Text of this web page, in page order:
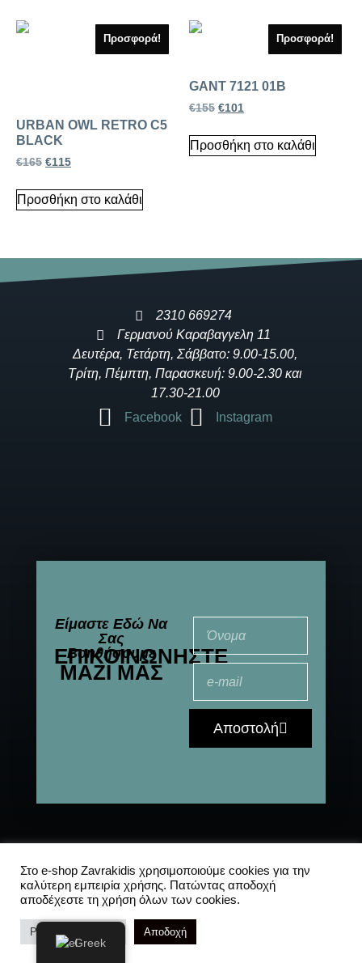
Προσφορά!
URBAN OWL RETRO C5
BLACK
€165 €115
Προσθήκη στο καλάθι
Προσφορά!
GANT 7121 01B
€155 €101
Προσθήκη στο καλάθι
2310 669274
Γερμανού Καραβαγγελη 11
Δευτέρα, Τετάρτη, Σάββατο: 9.00-15.00,
Τρίτη, Πέμπτη, Παρασκευή: 9.00-2.30 και
17.30-21.00
Facebook
Instagram
Είμαστε Εδώ Να
Σας
Βοηθήσουμε
ΕΠΙΚΟΙΝΩΝΉΣΤΕ
ΜΑΖΊ ΜΑΣ
Αποστολή
© 2021-2025 All
Rights Reserved
Αποστολές|Συχνές
ερωτήσεις|Πολιτική
Απορρήτου
Στο e-shop Zavrakidis χρησιμοποιούμε cookies για την
καλύτερη εμπειρία χρήσης. Πατώντας αποδοχή
αποδέχεστε τη χρήση όλων των cookies.
Ρυθμίσεις Cookies Αποδοχή
Greek